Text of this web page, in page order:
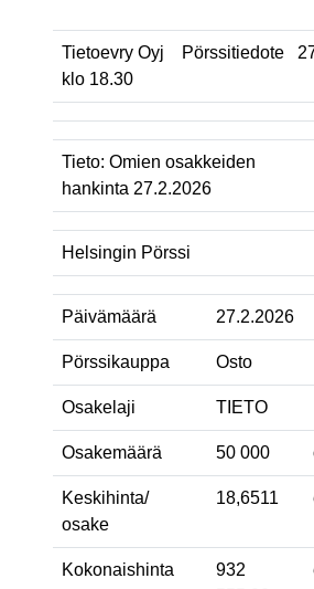
Tietoevry Oyj Pörssitiedote
klo 18.30
Tieto: Omien osakkeiden
hankinta 27.2.2026
Helsingin Pörssi
Päivämäärä 27.2.2026
Pörssikauppa Osto
Osakelaji TIETO
Osakemäärä 50 000
Keskihinta/
osake
18,6511
Kokonaishinta
932